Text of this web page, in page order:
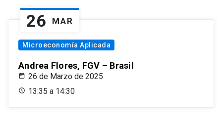
26 MAR
Microeconomía Aplicada
Andrea Flores, FGV – Brasil
26 de Marzo de 2025
13:35 a 14:30